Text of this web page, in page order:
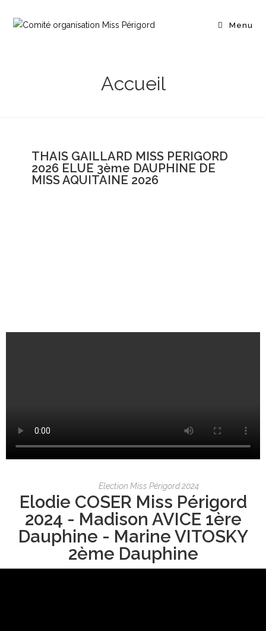
Menu
Accueil
THAIS GAILLARD MISS PERIGORD
2026 ELUE 3ème DAUPHINE DE
MISS AQUITAINE 2026
Election Miss Périgord 2024
Elodie COSER Miss Périgord
2024 - Madison AVICE 1ère
Dauphine - Marine VITOSKY
2ème Dauphine